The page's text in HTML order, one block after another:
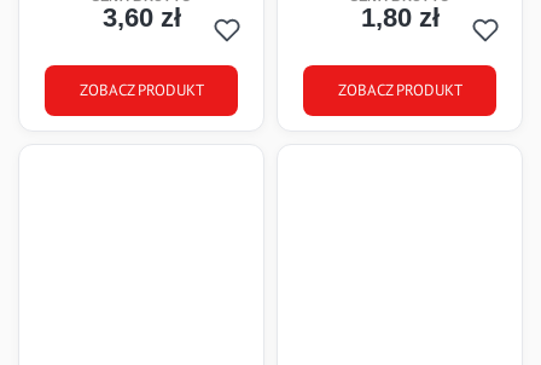
Cena
3,60 zł
ZOBACZ PRODUKT
Cena
1,80 zł
ZOBACZ PRODUKT